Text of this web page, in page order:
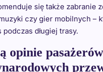
się także zabranie
czy gier mobilnych –
podczas długiej trasy.
opinie